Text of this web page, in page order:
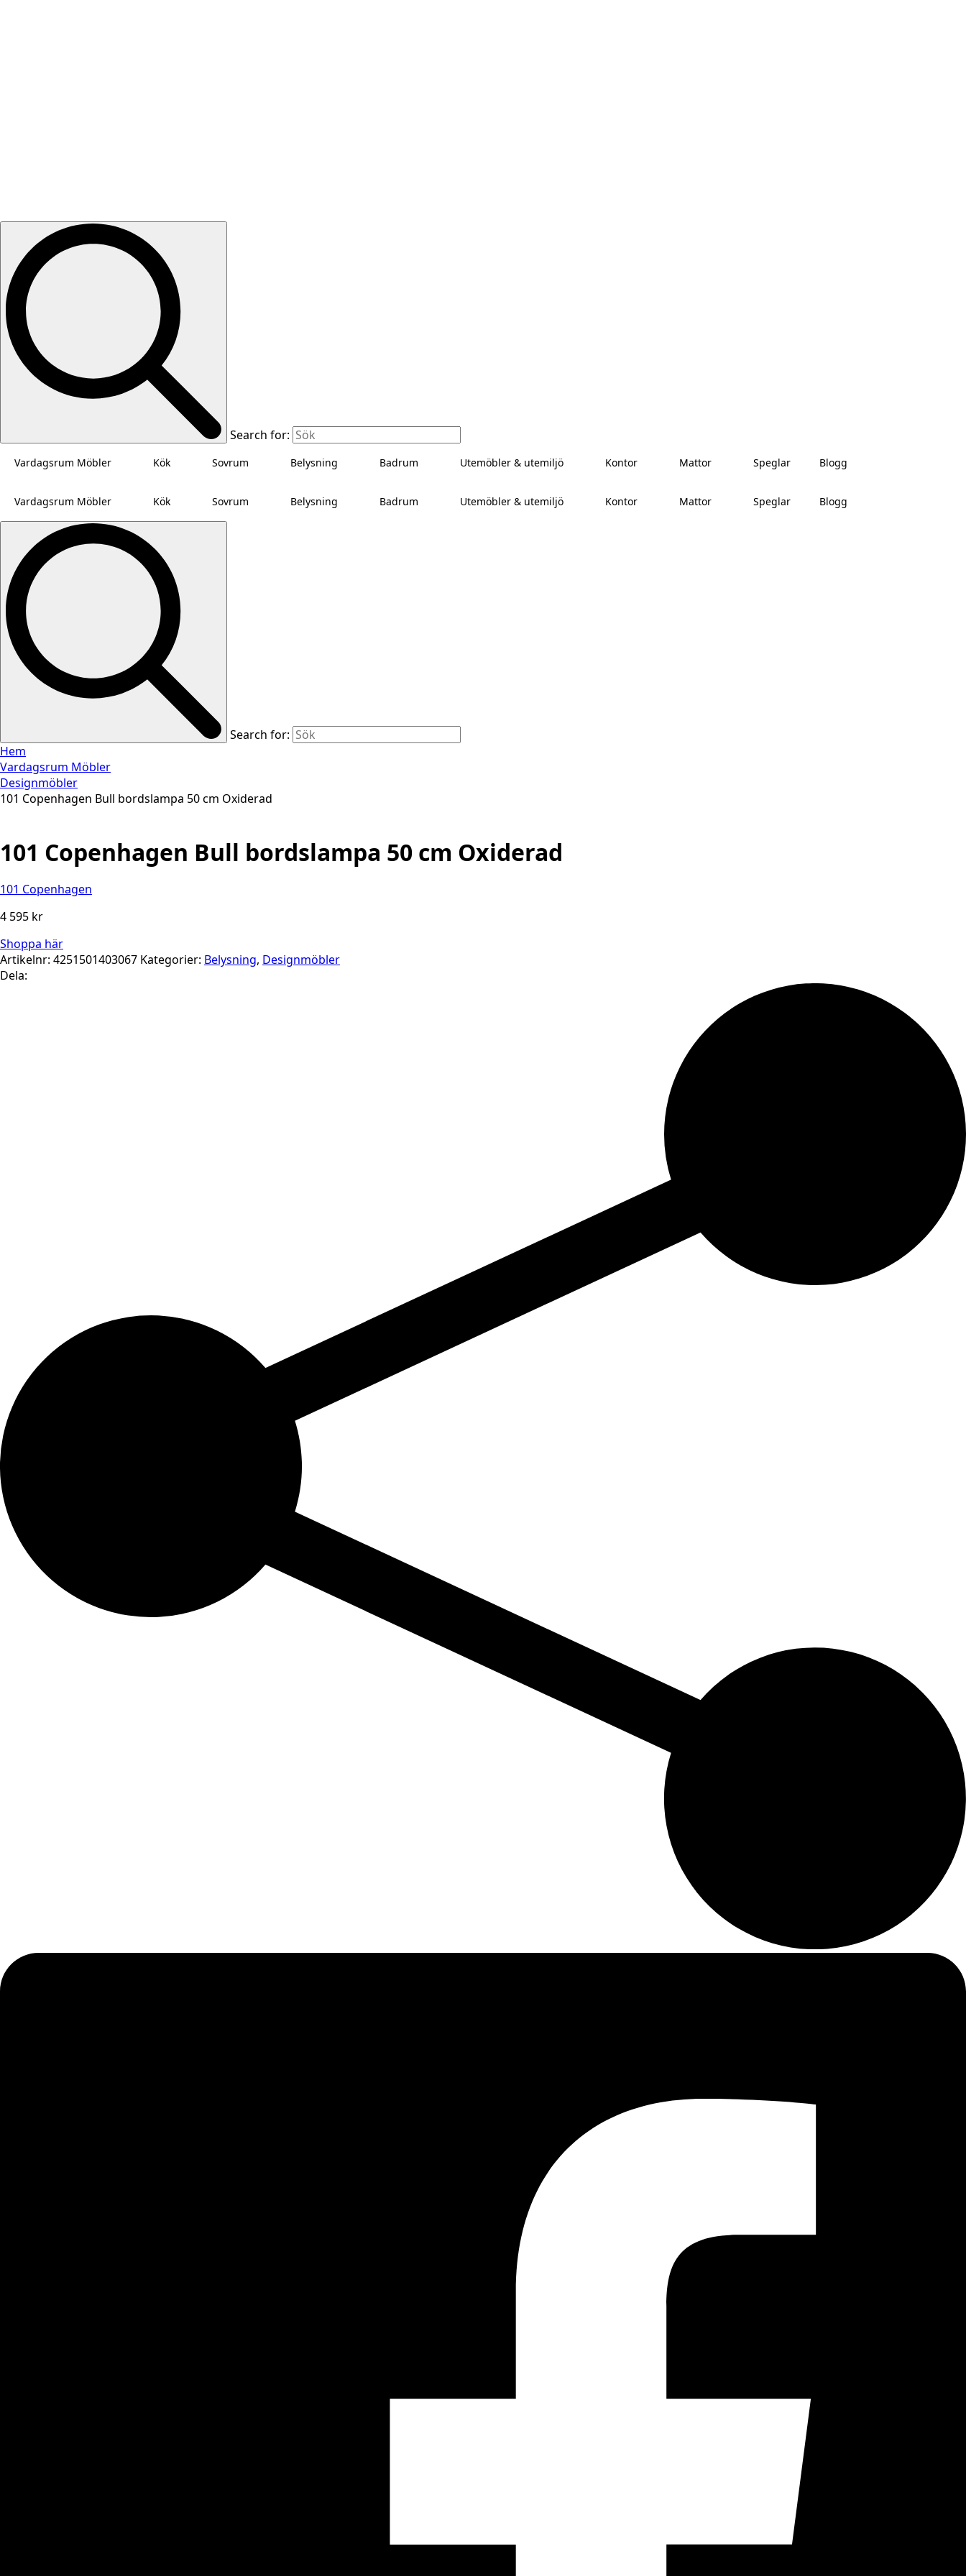
Search for:
Vardagsrum Möbler Kök Sovrum Belysning Badrum Utemöbler & utemiljö Kontor Mattor Speglar Blogg
Vardagsrum Möbler Kök Sovrum Belysning Badrum Utemöbler & utemiljö Kontor Mattor Speglar Blogg
Search for:
Hem
Vardagsrum Möbler
Designmöbler
101 Copenhagen Bull bordslampa 50 cm Oxiderad
101 Copenhagen Bull bordslampa 50 cm Oxiderad
101 Copenhagen
4 595 kr
Shoppa här
Artikelnr: 4251501403067 Kategorier: Belysning, Designmöbler
Dela: